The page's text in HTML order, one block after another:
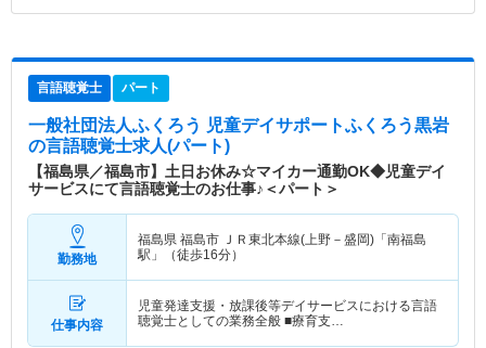
言語聴覚士 パート
一般社団法人ふくろう 児童デイサポートふくろう黒岩
の言語聴覚士求人(パート)
【福島県／福島市】土日お休み☆マイカー通勤OK◆児童デイ
サービスにて言語聴覚士のお仕事♪＜パート＞
勤務地
福島県 福島市 ＪＲ東北本線(上野－盛岡)「南福島
駅」（徒歩16分）
仕事内容
児童発達支援・放課後等デイサービスにおける言語
聴覚士としての業務全般 ■療育支…